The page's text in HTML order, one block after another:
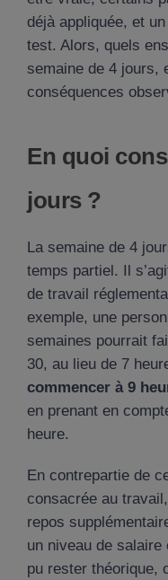
déjà appliquée, et
test. Alors, quels
semaine de 4 jours,
conséquences
En quoi
jours ?
La semaine de 4
temps partiel. Il
de travail
exemple, une
semaines pourrait
30, au lieu de 7
commencer à 9
en prenant en
heure.
En contrepartie de
consacrée au
repos
un niveau de
pu rester théorique,